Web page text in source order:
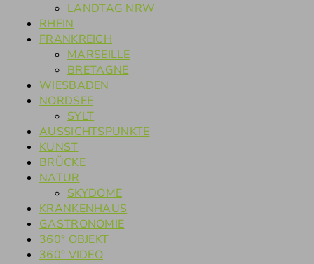
LANDTAG NRW
RHEIN
FRANKREICH
MARSEILLE
BRETAGNE
WIESBADEN
NORDSEE
SYLT
AUSSICHTSPUNKTE
KUNST
BRÜCKE
NATUR
SKYDOME
KRANKENHAUS
GASTRONOMIE
360° OBJEKT
360° VIDEO